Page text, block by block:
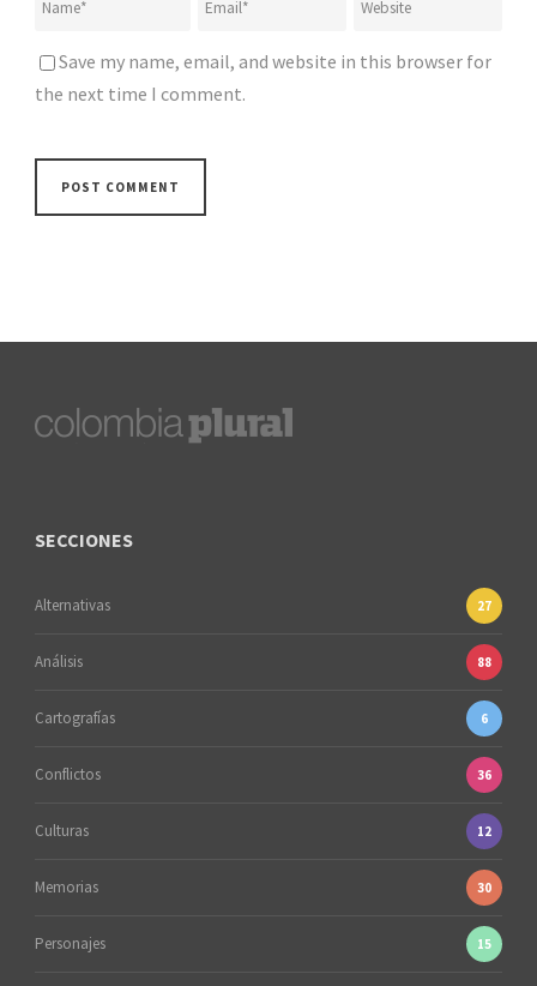
Save my name, email, and website in this browser for
the next time I comment.
SECCIONES
Alternativas 27
Análisis 88
Cartografías 6
Conflictos 36
Culturas 12
Memorias 30
Personajes 15